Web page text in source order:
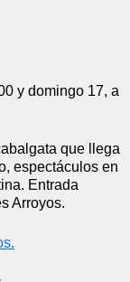
y domingo 17, a
que llega
espectáculos en
Entrada
Arroyos.